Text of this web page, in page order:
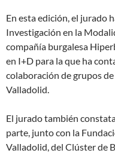
En esta edición, el jurado
Investigación en la
compañía burgalesa
en I+D para la que ha
colaboración de grupos
Valladolid.
El jurado también
parte, junto con la
Valladolid, del Clúster de